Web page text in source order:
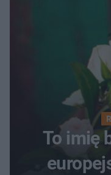
To imię